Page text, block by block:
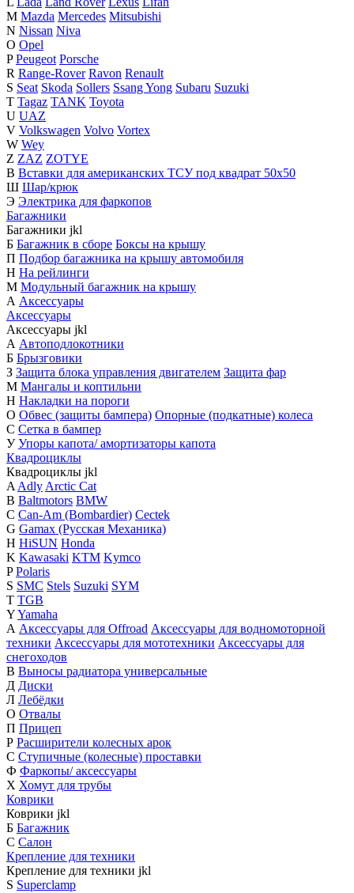
M Mazda Mercedes Mitsubishi
N Nissan Niva
O Opel
P Peugeot Porsche
R Range-Rover Ravon Renault
S Seat Skoda Sollers Ssang Yong Subaru Suzuki
T Tagaz TANK Toyota
U UAZ
V Volkswagen Volvo Vortex
W Wey
Z ZAZ ZOTYE
В Вставки для американских ТСУ под квадрат 50х50
Ш Шар/крюк
Э Электрика для фаркопов
Багажники
Багажники jkl
Б Багажник в сборе Боксы на крышу
П Подбор багажника на крышу автомобиля
Н На рейлинги
М Модульный багажник на крышу
А Аксессуары
Аксессуары
Аксессуары jkl
А Автоподлокотники
Б Брызговики
З Защита блока управления двигателем Защита фар
М Мангалы и коптильни
Н Накладки на пороги
О Обвес (защиты бампера) Опорные (подкатные) колеса
С Сетка в бампер
У Упоры капота/ амортизаторы капота
Квадроциклы
Квадроциклы jkl
A Adly Arctic Cat
B Baltmotors BMW
C Can-Am (Bombardier) Cectek
G Gamax (Русская Механика)
H HiSUN Honda
K Kawasaki KTM Kymco
P Polaris
S SMC Stels Suzuki SYM
T TGB
YYamaha
А Аксессуары для Offroad Аксессуары для водномоторной
техники Аксессуары для мототехники Аксессуары для
снегоходов
В Выносы радиатора универсальные
Д Диски
Л Лебёдки
О Отвалы
П Прицеп
Р Расширители колесных арок
С Ступичные (колесные) проставки
Ф Фаркопы/ аксессуары
Х Хомут для трубы
Коврики
Коврики jkl
Б Багажник
С Салон
Крепление для техники
Крепление для техники jkl
S Superclamp